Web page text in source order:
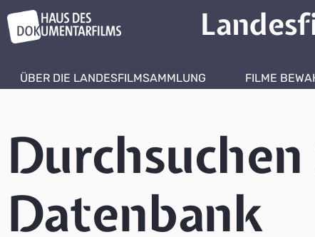
ÜBER DIE LANDESFILMSAMMLUNG FILME
Datenbank